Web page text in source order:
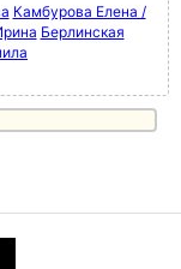
Камбурова Елена /
Берлинская